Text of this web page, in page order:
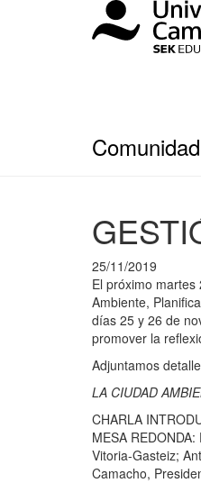
25/11/2019
El próximo
Ambiente,
días 25 y 26 de
promover la
Adjuntamos
LA CIUDAD
CHARLA
MESA
Vitoria-Gasteiz;
Camacho,